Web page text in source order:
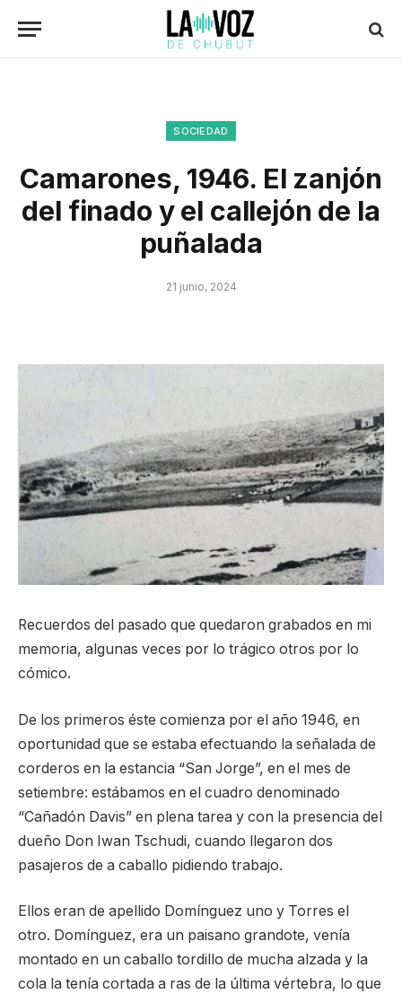
SOCIEDAD
Camarones, 1946. El zanjón
del finado y el callejón de la
puñalada
21 junio, 2024
Recuerdos del pasado que quedaron grabados en mi
memoria, algunas veces por lo trágico otros por lo
cómico.
De los primeros éste comienza por el año 1946, en
oportunidad que se estaba efectuando la señalada de
corderos en la estancia “San Jorge”, en el mes de
setiembre: estábamos en el cuadro denominado
“Cañadón Davis” en plena tarea y con la presencia del
dueño Don Iwan Tschudi, cuando llegaron dos
pasajeros de a caballo pidiendo trabajo.
Ellos eran de apellido Domínguez uno y Torres el
otro. Domínguez, era un paisano grandote, venía
montado en un caballo tordillo de mucha alzada y la
cola la tenía cortada a ras de la última vértebra, lo que